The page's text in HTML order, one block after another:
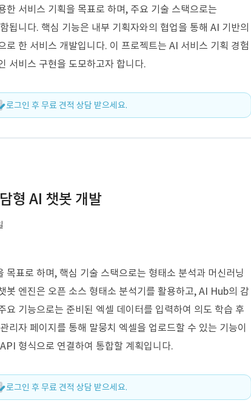
한 서비스 기획을 목표로 하며, 주요 기술 스택으로는
니다. 핵심 기능은 내부 기획자와의 협업을 통해 AI 기반의
로 한 서비스 개발입니다. 이 프로젝트는 AI 서비스 기획 경험
서비스 구현을 도모하고자 합니다.
로그인 후 무료 견적 상담 받으세요.
형 AI 챗봇 개발
목표로 하며, 핵심 기술 스택으로는 형태소 분석과 머신러닝
봇 엔진은 오픈 소스 형태소 분석기를 활용하고, AI Hub의 감
요 기능으로는 준비된 엑셀 데이터를 입력하여 의도 학습 후
리자 페이지를 통해 말뭉치 엑셀을 업로드할 수 있는 기능이
형식으로 연결하여 통합할 계획입니다.
로그인 후 무료 견적 상담 받으세요.